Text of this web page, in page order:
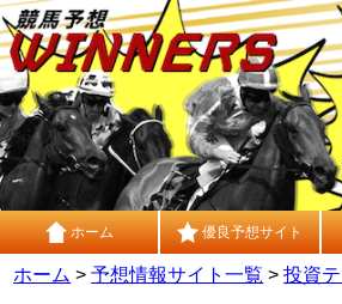
ホーム 優良予想サイト
ホーム >予想情報サイト一覧 >投資